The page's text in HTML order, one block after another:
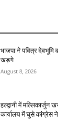
भाजपा ने पवित्र देवभूमि
खड़गे
August 8, 2026
हल्द्वानी में
कार्यालय में घुसे कांग्रेस